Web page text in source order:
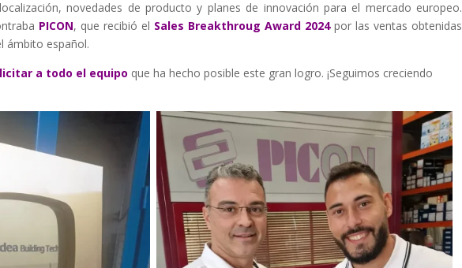
novedades de producto y planes de innovación para el mercado europeo.
PICON, que recibió el Sales Breakthroug Award 2024por las ventas obtenidas
ámbito español.
a todo el equipo que ha hecho posible este gran logro. ¡Seguimos creciendo